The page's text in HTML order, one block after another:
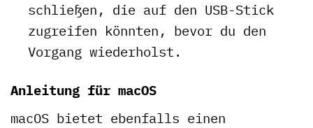
schließen, die auf den USB-Stick
zugreifen könnten, bevor du den
Vorgang wiederholst.
Anleitung für macOS
macOS bietet ebenfalls einen